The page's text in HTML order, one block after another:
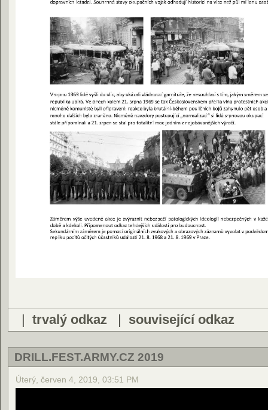
| trvalý odkaz | související odkaz
DRILL.FEST.ARMY.CZ 2019
Úterý, červen 4, 2019, 03:51 PM